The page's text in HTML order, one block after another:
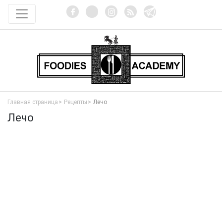
Главная страница Рецепты Лечо
Лечо